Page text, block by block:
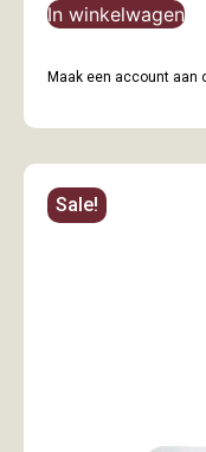
In winkelwagen
Maak een account aan
Sale!